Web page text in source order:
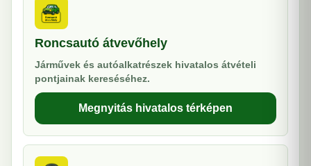
Roncsautó átvevőhely
Járművek és autóalkatrészek hivatalos átvételi
pontjainak kereséséhez.
Megnyitás hivatalos térképen